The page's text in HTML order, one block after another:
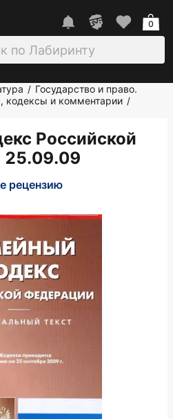
0
/ Государство и право.
кодексы и комментарии /
Российской
25.09.09
рецензию